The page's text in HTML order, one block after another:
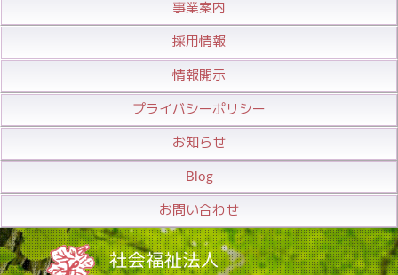
事業案内
採用情報
情報開示
プライバシーポリシー
お知らせ
Blog
お問い合わせ